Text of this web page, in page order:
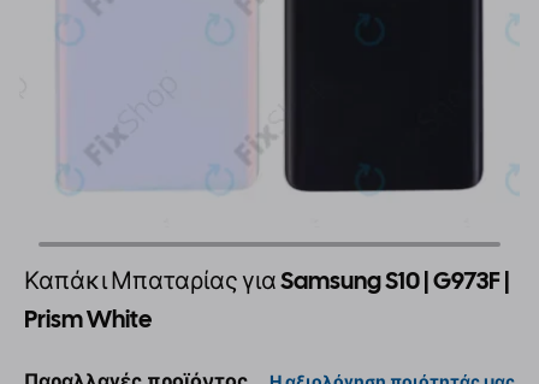
Καπάκι Μπαταρίας για Samsung S10 | G973F |
Prism White